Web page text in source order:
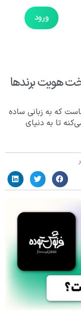
ورود
هویت برندها
که به زبانی ساده
تا به دنیای